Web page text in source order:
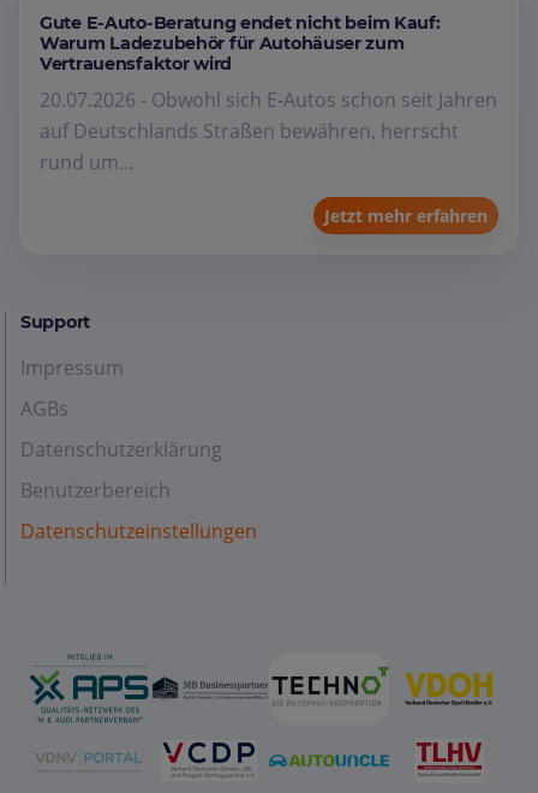
Gute E-Auto-Beratung endet nicht beim Kauf:
Warum Ladezubehör für Autohäuser zum
Vertrauensfaktor wird
20.07.2026 - Obwohl sich E-Autos schon seit Jahren
auf Deutschlands Straßen bewähren, herrscht
rund um...
Jetzt mehr erfahren
Support
Impressum
AGBs
Datenschutzerklärung
Benutzerbereich
Datenschutzeinstellungen